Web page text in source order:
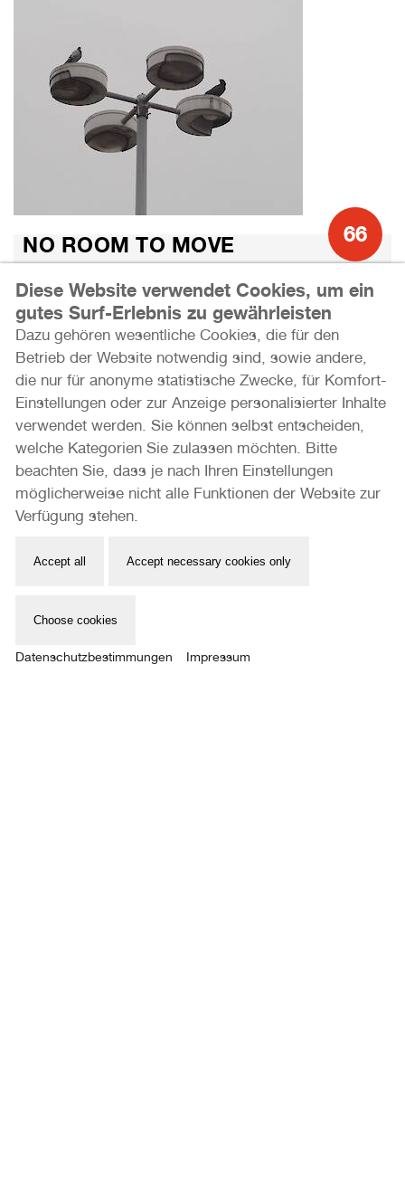
66
NO ROOM TO MOVE
12.05. – 21.05.2023
SPECTRES
Diese Website verwendet Cookies, um ein
gutes Surf-Erlebnis zu gewährleisten
Dazu gehören wesentliche Cookies, die für den
Betrieb der Website notwendig sind, sowie andere,
die nur für anonyme statistische Zwecke, für Komfort-
Einstellungen oder zur Anzeige personalisierter Inhalte
verwendet werden. Sie können selbst entscheiden,
welche Kategorien Sie zulassen möchten. Bitte
beachten Sie, dass je nach Ihren Einstellungen
möglicherweise nicht alle Funktionen der Website zur
Verfügung stehen.
Accept all Accept necessary cookies only
Choose cookies
Datenschutzbestimmungen Impressum